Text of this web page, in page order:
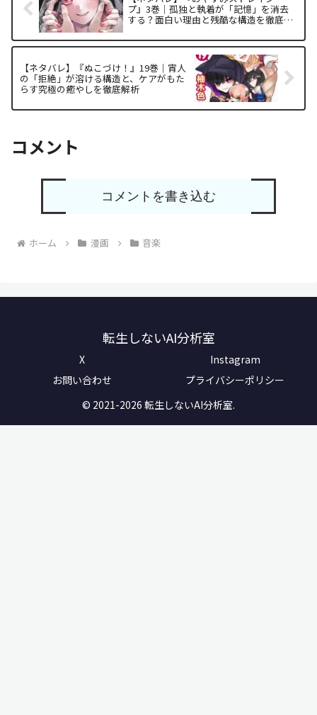
プ』3巻｜孤独と執着が「記憶」を消去
する？面白い理由と残酷な構造を徹底解
【ネタバレ】『ぬこづけ！』19巻｜宵人
の「拒絶」が溶ける構造と、ケアがもた
らす究極の癒やしを徹底解析
コメント
コメントを書き込む
ホーム 漫画 音楽
転生しないAI分析室
X
Instagram
お問い合わせ
プライバシーポリシー
© 2021-2026 転生しないAI分析室.